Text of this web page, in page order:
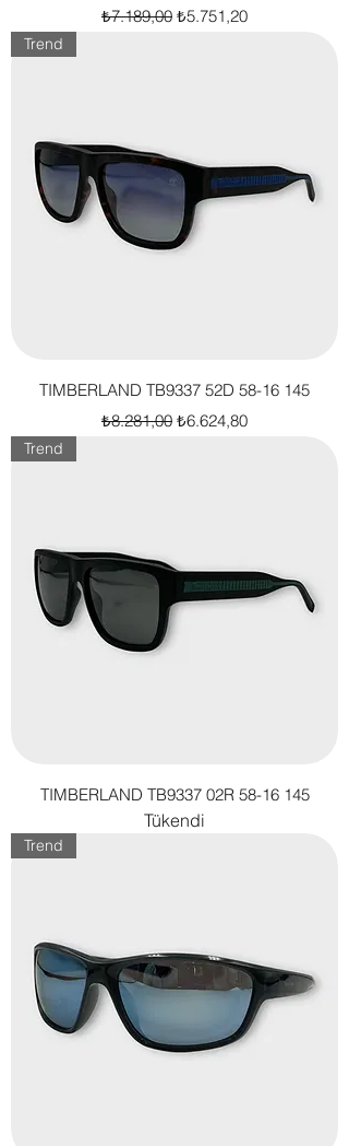
Normal Fiyat
₺7.189,00 İndirimli Fiyat
₺5.751,20
Trend
TIMBERLAND TB9337 52D 58-16 145
Normal Fiyat
₺8.281,00 İndirimli Fiyat
₺6.624,80
Trend
TIMBERLAND TB9337 02R 58-16 145
Tükendi
Trend